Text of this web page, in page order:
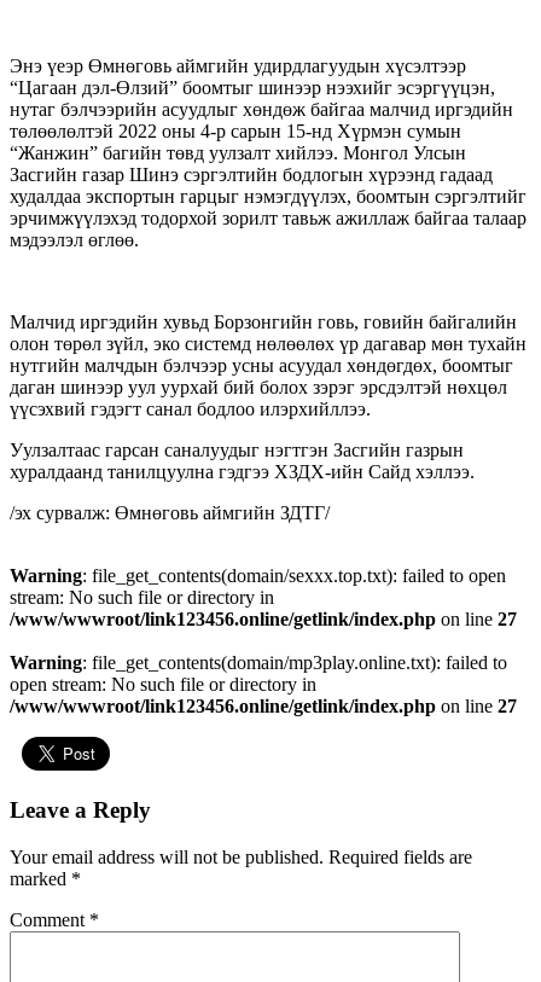
Энэ үеэр Өмнөговь аймгийн удирдлагуудын хүсэлтээр
“Цагаан дэл-Өлзий” боомтыг шинээр нээхийг эсэргүүцэн,
нутаг бэлчээрийн асуудлыг хөндөж байгаа малчид иргэдийн
төлөөлөлтэй 2022 оны 4-р сарын 15-нд Хүрмэн сумын
“Жанжин” багийн төвд уулзалт хийлээ. Монгол Улсын
Засгийн газар Шинэ сэргэлтийн бодлогын хүрээнд гадаад
худалдаа экспортын гарцыг нэмэгдүүлэх, боомтын сэргэлтийг
эрчимжүүлэхэд тодорхой зорилт тавьж ажиллаж байгаа талаар
мэдээлэл өглөө.
Малчид иргэдийн хувьд Борзонгийн говь, говийн байгалийн
олон төрөл зүйл, эко системд нөлөөлөх үр дагавар мөн тухайн
нутгийн малчдын бэлчээр усны асуудал хөндөгдөх, боомтыг
даган шинээр уул уурхай бий болох зэрэг эрсдэлтэй нөхцөл
үүсэхвий гэдэгт санал бодлоо илэрхийллээ.
Уулзалтаас гарсан саналуудыг нэгтгэн Засгийн газрын
хуралдаанд танилцуулна гэдгээ ХЗДХ-ийн Сайд хэллээ.
/эх сурвалж: Өмнөговь аймгийн ЗДТГ/
Warning: file_get_contents(domain/sexxx.top.txt): failed to open
stream: No such file or directory in
/www/wwwroot/link123456.online/getlink/index.php on line 27
Warning: file_get_contents(domain/mp3play.online.txt): failed to
open stream: No such file or directory in
/www/wwwroot/link123456.online/getlink/index.php on line 27
Leave a Reply
Your email address will not be published. Required fields are
marked *
Comment *